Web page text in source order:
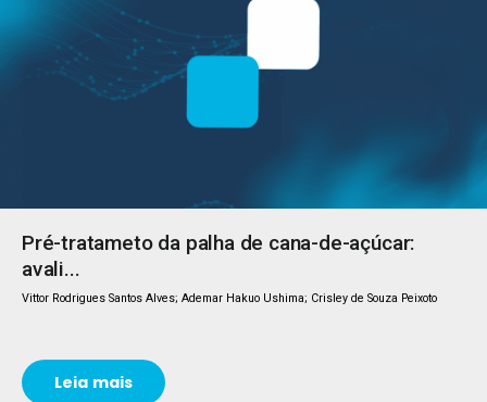
Pré-tratameto da palha de cana-de-açúcar:
avali...
Vittor Rodrigues Santos Alves; Ademar Hakuo Ushima; Crisley de Souza Peixoto
Leia mais